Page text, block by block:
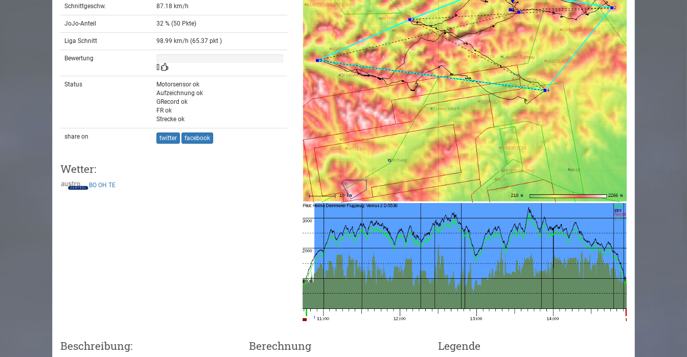
Schnittgeschw. 87.18 km/h
JoJo-Anteil 32 % (50 Pkte)
Liga Schnitt 98.99 km/h (65.37 pkt )
Bewertung
[]
Status
Motorsensor ok
Aufzeichnung ok
GRecord ok
FR ok
Strecke ok
share on twitter facebook
Wetter:
BO OH TE
Beschreibung: Berechnung Legende